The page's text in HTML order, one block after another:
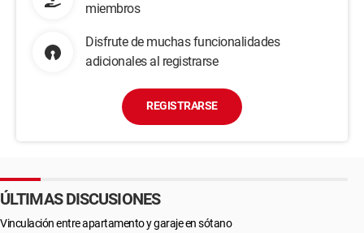
miembros
Disfrute de muchas funcionalidades
adicionales al registrarse
REGISTRARSE
ÚLTIMAS DISCUSIONES
Vinculación entre apartamento y garaje en sótano